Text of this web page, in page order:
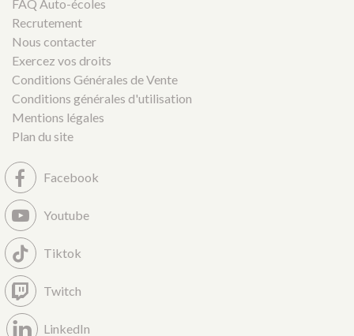
FAQ Auto-écoles
Recrutement
Nous contacter
Exercez vos droits
Conditions Générales de Vente
Conditions générales d'utilisation
Mentions légales
Plan du site
Facebook
Youtube
Tiktok
Twitch
LinkedIn